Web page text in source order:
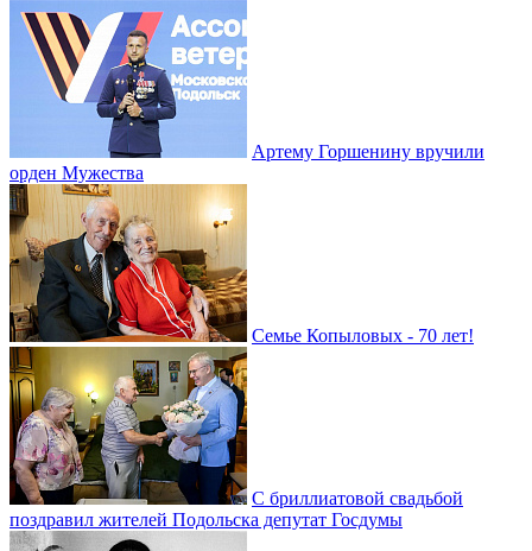
Артему Горшенину вручили
орден Мужества
Семье Копыловых - 70 лет!
С бриллиатовой свадьбой
поздравил жителей Подольска депутат Госдумы